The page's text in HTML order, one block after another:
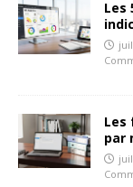
Les
Les
par